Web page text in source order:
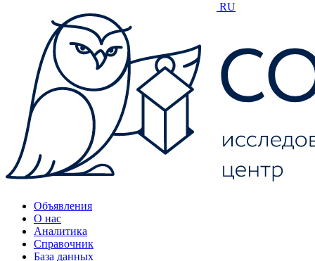
RU
Объявления
О нас
Аналитика
Справочник
База данных